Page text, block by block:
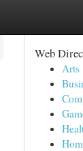
Web
Arts